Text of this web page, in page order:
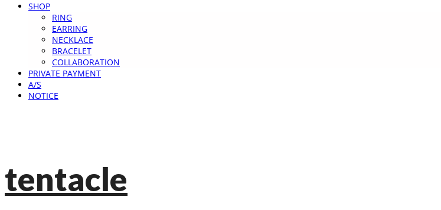
SHOP
RING
EARRING
NECKLACE
BRACELET
COLLABORATION
PRIVATE PAYMENT
A/S
NOTICE
tentacle